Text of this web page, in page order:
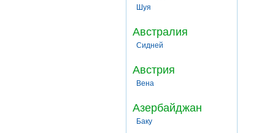
Шуя
Австралия
Сидней
Австрия
Вена
Азербайджан
Баку